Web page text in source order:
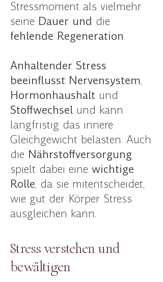
Stressmoment als vielmehr
seine Dauer und die
fehlende Regeneration.
Anhaltender Stress
beeinflusst Nervensystem,
Hormonhaushalt und
Stoffwechsel und kann
langfristig das innere
Gleichgewicht belasten. Auch
die Nährstoffversorgung
spielt dabei eine wichtige
Rolle, da sie mitentscheidet,
wie gut der Körper Stress
ausgleichen kann.
Stress verstehen und
bewältigen